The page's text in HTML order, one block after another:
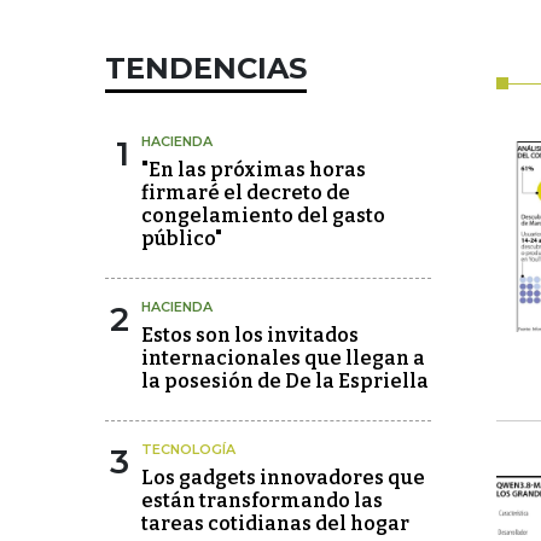
TENDENCIAS
1 HACIENDA
"En las próximas horas
firmaré el decreto de
congelamiento del gasto
público"
2 HACIENDA
Estos son los invitados
internacionales que llegan a
la posesión de De la Espriella
3 TECNOLOGÍA
Los gadgets innovadores que
están transformando las
tareas cotidianas del hogar